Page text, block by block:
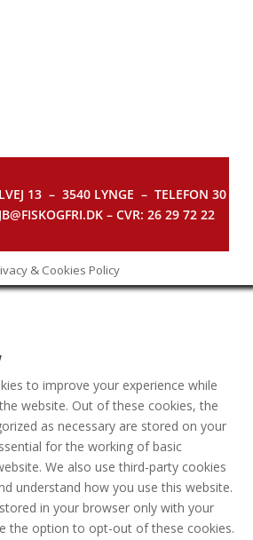
13 – 3540 LYNGE – TELEFON 30
– CVR: 26 29 72 22
& Cookies Policy
to improve your experience while
website. Out of these cookies, the
as necessary are stored on your
for the working of basic
We also use third-party cookies
understand how you use this website.
in your browser only with your
the option to opt-out of these cookies.